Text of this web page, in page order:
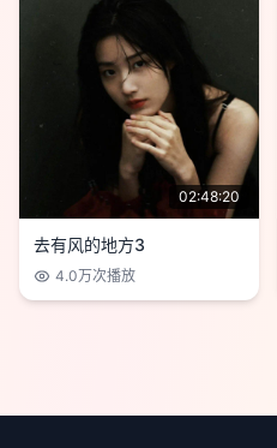
02:48:20
去有风的地方3
4.0万次播放